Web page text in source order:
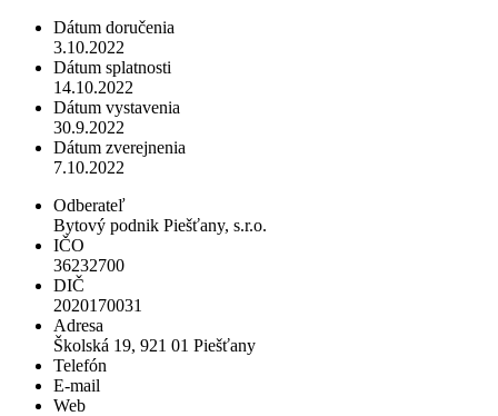
Dátum doručenia
3.10.2022
Dátum splatnosti
14.10.2022
Dátum vystavenia
30.9.2022
Dátum zverejnenia
7.10.2022
Odberateľ
Bytový podnik Piešťany, s.r.o.
IČO
36232700
DIČ
2020170031
Adresa
Školská 19, 921 01 Piešťany
Telefón
E-mail
Web